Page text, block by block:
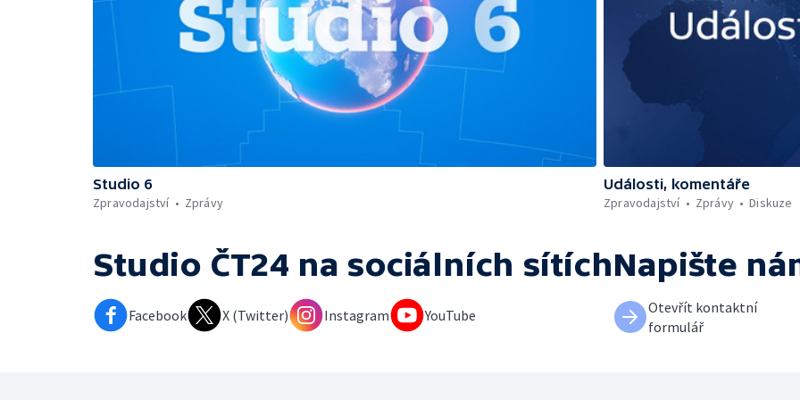
Studio 6
Zpravodajství
Zprávy
Události, komentáře
Zpravodajství
Zprávy Diskuze
Studio ČT24 na sociálních sítích
Facebook X (Twitter) Instagram YouTube
Napište
Otevřít kontaktní
formulář